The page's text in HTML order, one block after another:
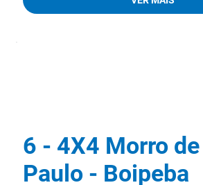
6 - 4X4 Morro
Paulo - Boipeba